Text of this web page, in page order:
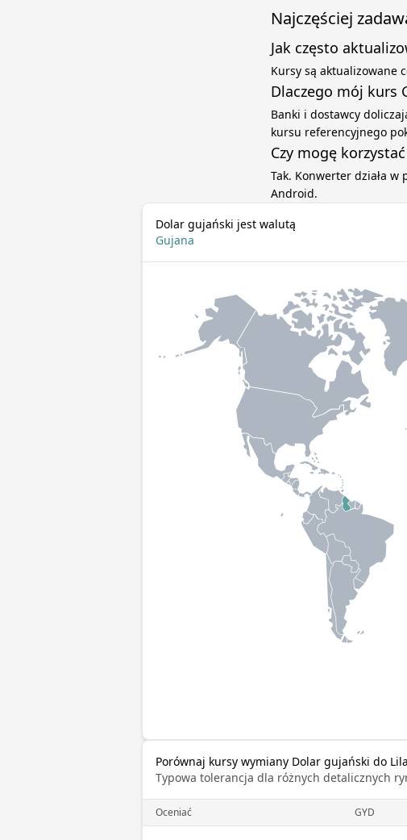
Najczęściej
Jak często
Kursy są aktualizowane
Dlaczego mój kurs
Banki i dostawcy
kursu referencyjnego
Czy mogę
Tak. Konwerter działa
Android.
Dolar gujański jest walutą
Gujana
Porównaj kursy wymiany Dolar gujański do
Typowa tolerancja dla różnych detalicznych
Oceniać GYD